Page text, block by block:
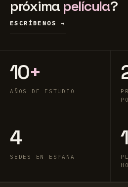
próxima película?
ESCRÍBENOS →
10+
AÑOS DE ESTUDIO
4
SEDES EN ESPAÑA